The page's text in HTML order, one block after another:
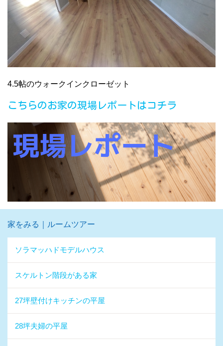
4.5帖のウォークインクローゼット
こちらのお家の現場レポートはコチラ
家をみる｜ルームツアー
ソラマッハドモデルハウス
スケルトン階段がある家
27坪壁付けキッチンの平屋
28坪夫婦の平屋